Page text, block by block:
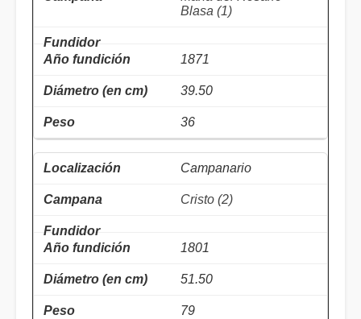
Blasa (1)
1871
39.50
36
Campanario
Cristo (2)
1801
51.50
79